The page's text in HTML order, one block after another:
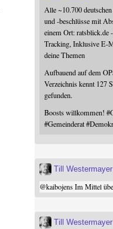
Alle ~10.700
und -beschlüsse mit
einem Ort: ratsblick.de
Tracking, Inklusive E-
deine Themen
Aufbauend auf dem
Verzeichnis kennt 127
gefunden.
Boosts willkommen!#
#Gemeinderat #
Till Westermayer
@kaibojensIm Mittel
Till Westermayer